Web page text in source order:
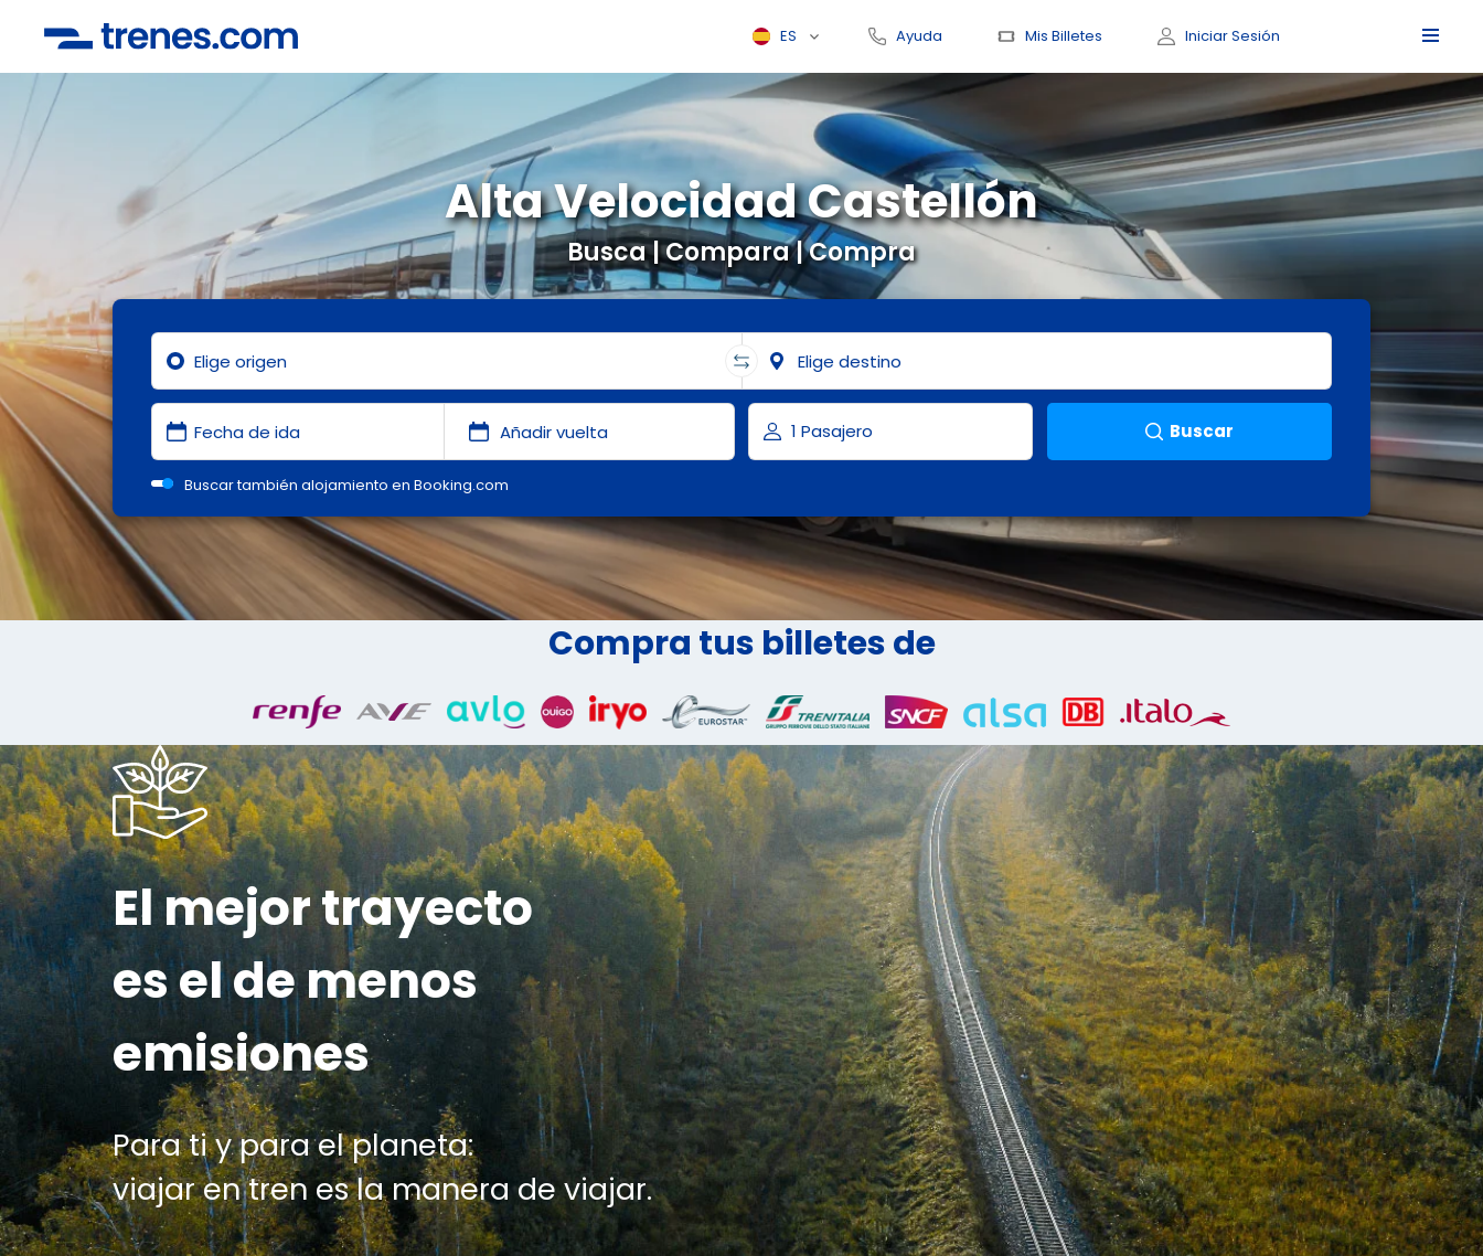
ES Ayuda Mis Billetes Iniciar Sesión
Busca | Compara | Compra
Alta Velocidad Castellón
Buscar
Buscar también alojamiento en Booking.com
Compra tus billetes de
El mejor trayecto
es el de menos
emisiones
Para ti y para el planeta:
viajar en tren es la manera de viajar.